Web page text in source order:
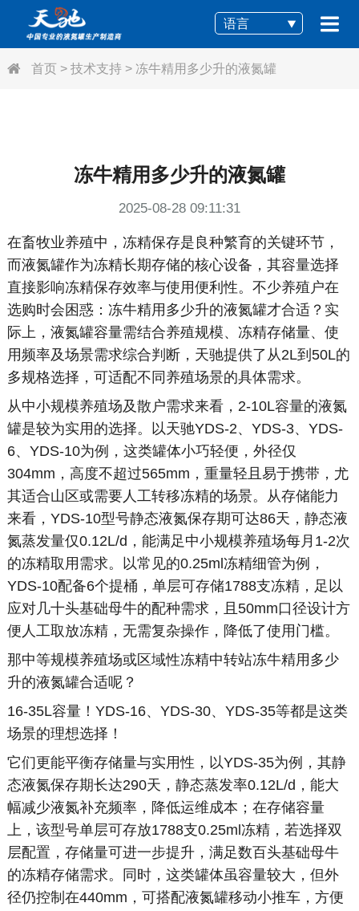
语言
首页> 技术支持> 冻牛精用多少升的液氮罐
冻牛精用多少升的液氮罐
2025-08-28 09:11:31
在畜牧业养殖中，冻精保存是良种繁育的关键环节，
而液氮罐作为冻精长期存储的核心设备，其容量选择
直接影响冻精保存效率与使用便利性。不少养殖户在
选购时会困惑：冻牛精用多少升的液氮罐才合适？实
际上，液氮罐容量需结合养殖规模、冻精存储量、使
用频率及场景需求综合判断，天驰提供了从2L到50L的
多规格选择，可适配不同养殖场景的具体需求。
从中小规模养殖场及散户需求来看，2-10L容量的液氮
罐是较为实用的选择。以天驰YDS-2、YDS-3、YDS-
6、YDS-10为例，这类罐体小巧轻便，外径仅
304mm，高度不超过565mm，重量轻且易于携带，尤
其适合山区或需要人工转移冻精的场景。从存储能力
来看，YDS-10型号静态液氮保存期可达86天，静态液
氮蒸发量仅0.12L/d，能满足中小规模养殖场每月1-2次
的冻精取用需求。以常见的0.25ml冻精细管为例，
YDS-10配备6个提桶，单层可存储1788支冻精，足以
应对几十头基础母牛的配种需求，且50mm口径设计方
便人工取放冻精，无需复杂操作，降低了使用门槛。
那中等规模养殖场或区域性冻精中转站冻牛精用多少
升的液氮罐合适呢？
16-35L容量！YDS-16、YDS-30、YDS-35等都是这类
场景的理想选择！
它们更能平衡存储量与实用性，以YDS-35为例，其静
态液氮保存期长达290天，静态蒸发率0.12L/d，能大
幅减少液氮补充频率，降低运维成本；在存储容量
上，该型号单层可存放1788支0.25ml冻精，若选择双
层配置，存储量可进一步提升，满足数百头基础母牛
的冻精存储需求。同时，这类罐体虽容量较大，但外
径仍控制在440mm，可搭配液氮罐移动小推车，方便